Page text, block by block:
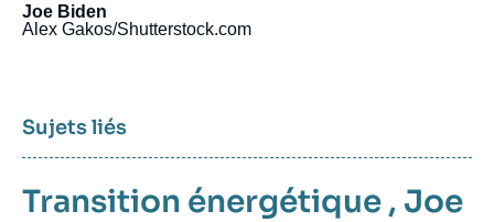
Joe Biden
Alex Gakos/Shutterstock.com
Sujets liés
Transition énergétique , Joe